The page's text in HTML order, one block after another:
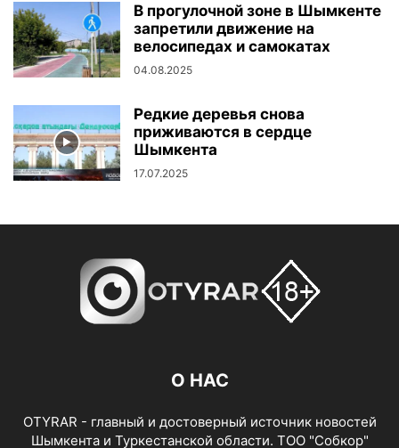
В прогулочной зоне в Шымкенте
запретили движение на
велосипедах и самокатах
04.08.2025
Редкие деревья снова
приживаются в сердце
Шымкента
17.07.2025
О НАС
OTYRAR - главный и достоверный источник новостей
Шымкента и Туркестанской области. ТОО "Собкор"